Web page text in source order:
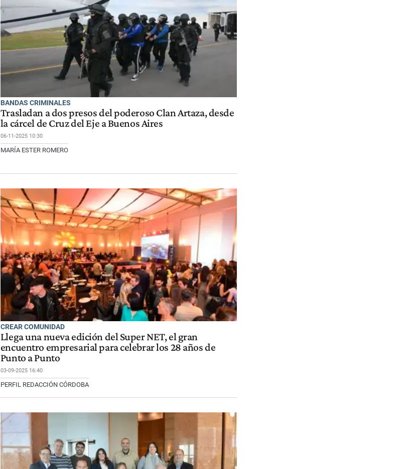
BANDAS CRIMINALES
Trasladan a dos presos del poderoso Clan Artaza, desde
la cárcel de Cruz del Eje a Buenos Aires
06-11-2025 10:30
MARÍA ESTER ROMERO
CREAR COMUNIDAD
Llega una nueva edición del Super NET, el gran
encuentro empresarial para celebrar los 28 años de
Punto a Punto
03-09-2025 16:40
PERFIL REDACCIÓN CÓRDOBA